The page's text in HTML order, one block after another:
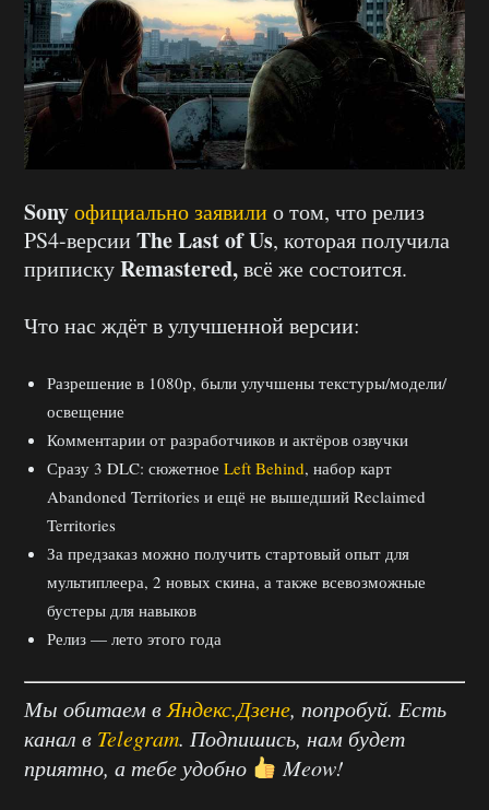
Sonyофициально заявилио том, что релиз
PS4-версии The Last of Us, которая получила
припискуRemastered,всё же состоится.
Что нас ждёт в улучшенной версии:
Разрешение в 1080p, были улучшены текстуры/модели/
освещение
Комментарии от разработчиков и актёров озвучки
Сразу 3 DLC: сюжетное Left Behind, набор карт
Abandoned Territories и ещё не вышедший Reclaimed
Territories
За предзаказ можно получить стартовый опыт для
мультиплеера, 2 новых скина, а также всевозможные
бустеры для навыков
Релиз — лето этого года
Мы обитаем в Яндекс.Дзене, попробуй. Есть
канал в Telegram. Подпишись, нам будет
приятно, а тебе удобно
Meow!